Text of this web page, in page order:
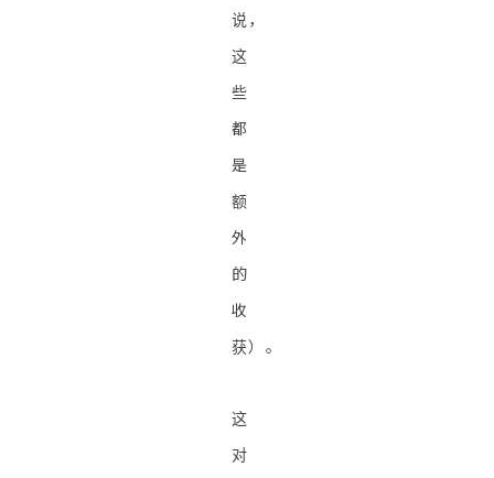
说，
这
些
都
是
额
外
的
收
获）。
这
对